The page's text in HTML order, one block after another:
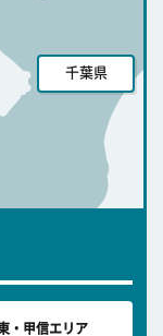
千葉県
・甲信エリア